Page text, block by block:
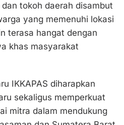
tokoh daerah disambut
yang memenuhi lokasi
terasa hangat dengan
khas masyarakat
IKKAPAS diharapkan
sekaligus memperkuat
mitra dalam mendukung